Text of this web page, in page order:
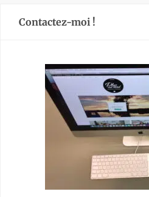
Contactez-moi !